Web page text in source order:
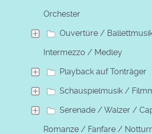
Orchester
Ouvertüre /
Intermezzo / Medley
Playback auf Tonträger
Schauspielmusik /
Serenade / Walzer /
Romanze / Fanfare /